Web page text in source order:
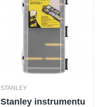
STANLEY
Stanley instrumentu